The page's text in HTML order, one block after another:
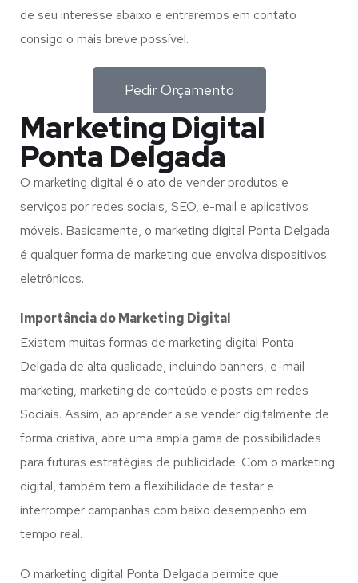
de seu interesse abaixo e entraremos em contato
consigo o mais breve possível.
Pedir Orçamento
Marketing Digital
Ponta Delgada
O marketing digital é o ato de vender produtos e
serviços por redes sociais, SEO, e-mail e aplicativos
móveis. Basicamente, o marketing digital Ponta Delgada
é qualquer forma de marketing que envolva dispositivos
eletrônicos.
Importância do Marketing Digital
Existem muitas formas de marketing digital Ponta
Delgada de alta qualidade, incluindo banners, e-mail
marketing, marketing de conteúdo e posts em redes
Sociais. Assim, ao aprender a se vender digitalmente de
forma criativa, abre uma ampla gama de possibilidades
para futuras estratégias de publicidade. Com o marketing
digital, também tem a flexibilidade de testar e
interromper campanhas com baixo desempenho em
tempo real.
O marketing digital Ponta Delgada permite que